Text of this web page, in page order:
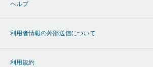
ヘルプ
利用者情報の外部送信について
利用規約